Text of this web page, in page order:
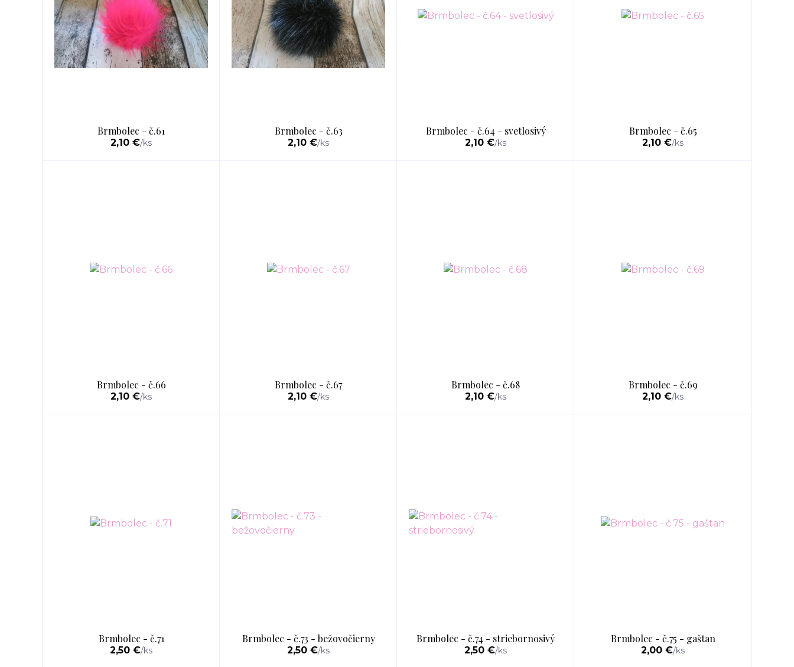
Brmbolec - č.61
2,10 €/ks
Brmbolec - č.63
2,10 €/ks
Brmbolec - č.64 - svetlosivý
2,10 €/ks
Brmbolec - č.65
2,10 €/ks
Brmbolec - č.66
2,10 €/ks
Brmbolec - č.67
2,10 €/ks
Brmbolec - č.68
2,10 €/ks
Brmbolec - č.69
2,10 €/ks
Brmbolec - č.71
2,50 €/ks
Brmbolec - č.73 - bežovočierny
2,50 €/ks
Brmbolec - č.74 - striebornosivý
2,50 €/ks
Brmbolec - č.75 - gaštan
2,00 €/ks